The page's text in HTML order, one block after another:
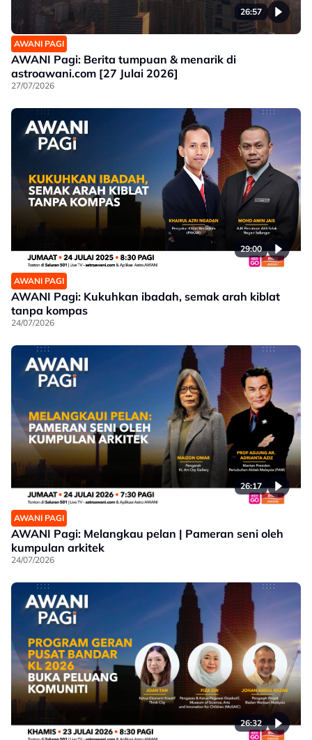
26:57
AWANI PAGI
AWANI Pagi: Berita tumpuan & menarik di
astroawani.com [27 Julai 2026]
27/07/2026
29:00
AWANI PAGI
AWANI Pagi: Kukuhkan ibadah, semak arah kiblat
tanpa kompas
24/07/2026
26:17
AWANI PAGI
AWANI Pagi: Melangkau pelan | Pameran seni oleh
kumpulan arkitek
24/07/2026
26:32